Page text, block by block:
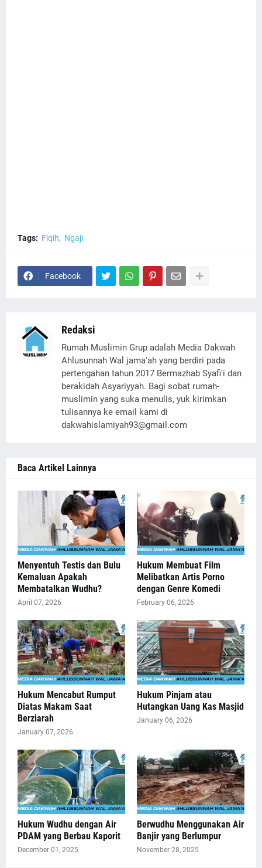
Tags: Fiqih Ngaji
Facebook
Redaksi
Rumah Muslimin Grup adalah Media Dakwah
Ahlusunnah Wal jama'ah yang berdiri pada
pertengahan tahun 2017 Bermazhab Syafi'i dan
berakidah Asyariyyah. Bagi sobat rumah-
muslimin yang suka menulis, yuk kirimkan
tulisannya ke email kami di
dakwahislamiyah93@gmail.com
Baca Artikel Lainnya
Menyentuh Testis dan Bulu
Kemaluan Apakah
Membatalkan Wudhu?
April 07, 2026
Hukum Membuat Film
Melibatkan Artis Porno
dengan Genre Komedi
February 06, 2026
Hukum Mencabut Rumput
Diatas Makam Saat
Berziarah
January 07, 2026
Hukum Pinjam atau
Hutangkan Uang Kas Masjid
January 06, 2026
Hukum Wudhu dengan Air
PDAM yang Berbau Kaporit
December 01, 2025
Berwudhu Menggunakan Air
Banjir yang Berlumpur
November 28, 2025